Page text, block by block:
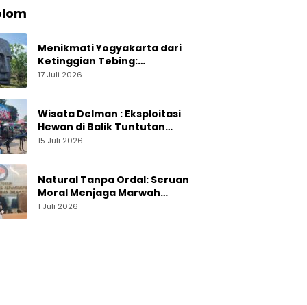
Menikmati Yogyakarta dari
Ketinggian Tebing:
Menelusuri Pesona On The
17 Juli 2026
Wisata Delman : Eksploitasi
Hewan di Balik Tuntutan
Perut Kusir
15 Juli 2026
Natural Tanpa Ordal: Seruan
Moral Menjaga Marwah
Perguruan Tinggi
1 Juli 2026